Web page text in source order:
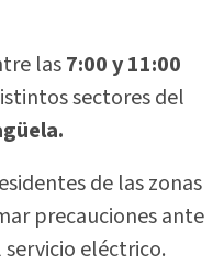
las7:00 y 11:00
sectores del
de las zonas
precauciones ante
eléctrico.